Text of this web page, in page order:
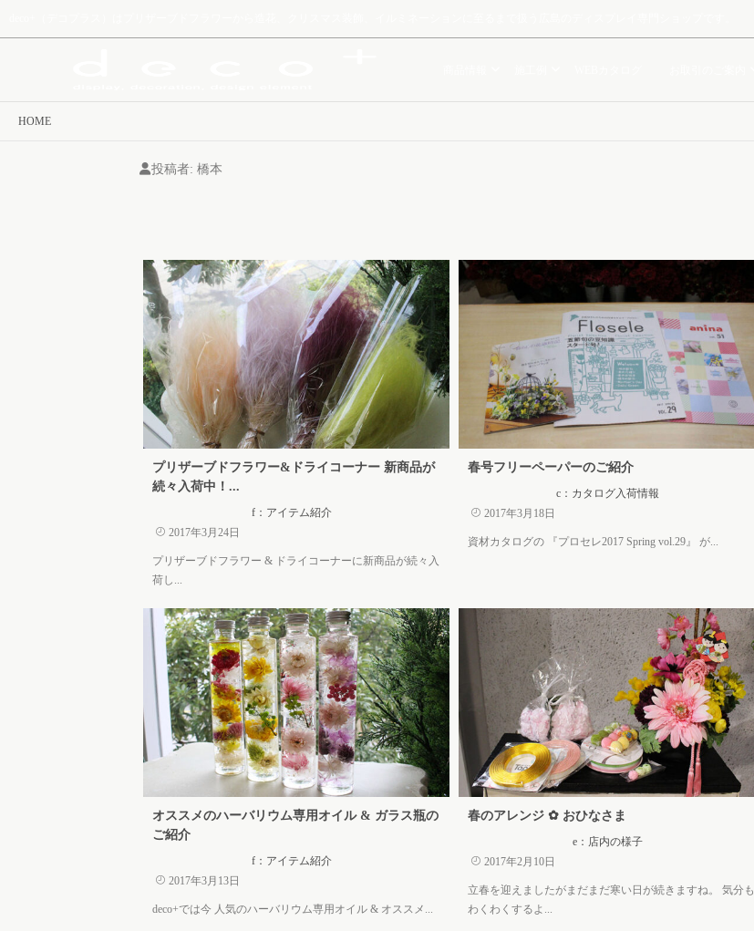
HOME
投稿者: 橋本
プリザーブドフラワー&ドライコーナー 新商品が
続々入荷中！...
f：アイテム紹介
2017年3月24日
プリザーブドフラワー & ドライコーナーに新商品が続々入
荷し...
春号フリーペーパーのご紹介
c：カタログ入荷情報
2017年3月18日
資材カタログの 『プロセレ2017 Spring vol.29』 が...
オススメのハーバリウム専用オイル & ガラス瓶の
ご紹介
f：アイテム紹介
2017年3月13日
deco+では今 人気のハーバリウム専用オイル & オススメ...
春のアレンジ ✿ おひなさま
e：店内の様子
2017年2月10日
立春を迎えましたがまだまだ寒い日が続きますね。 気分も
わくわくするよ...